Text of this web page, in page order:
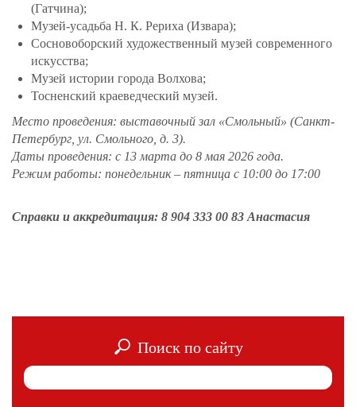
(Гатчина);
Музей-усадьба Н. К. Рериха (Извара);
Сосновоборский художественный музей современного
искусства;
Музей истории города Волхова;
Тосненский краеведческий музей.
Место проведения: выставочный зал «Смольный» (Санкт-
Петербург, ул. Смольного, д. 3).
Даты проведения: с 13 марта до 8 мая 2026 года.
Режим работы: понедельник – пятница с 10:00 до 17:00
Справки и аккредитация: 8 904 333 00 83 Анастасия
Поиск по сайту